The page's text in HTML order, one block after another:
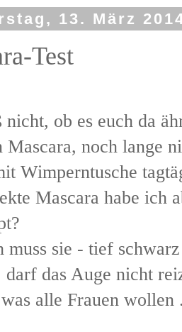
13. März
Test
ob es euch da
Mascara, noch lange
Wimperntusche
Mascara habe ich
muss sie - tief
darf das Auge nicht
alle Frauen wollen